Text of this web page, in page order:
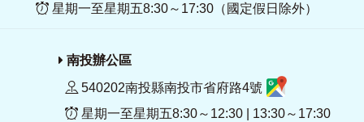
星期一至星期五8:30～17:30（國定假日除外）
南投辦公區
540202南投縣南投市省府路4號
星期一至星期五8:30～12:30 | 13:30～17:30